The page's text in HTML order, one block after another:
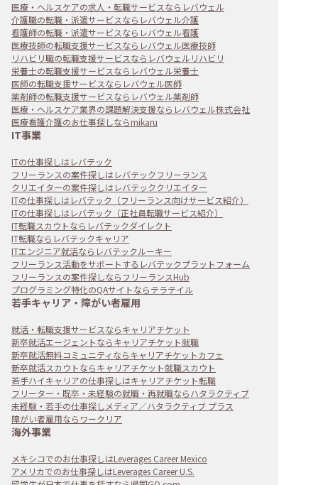
医療・ヘルスケアの求人・転職サービスならレバウェル
介護職の転職・派遣サービスならレバウェル介護
看護師の転職・派遣サービスならレバウェル看護
医療技師の転職支援サービスならレバウェル医療技師
リハビリ職の転職支援サービスならレバウェルリハビリ
栄養士の転職支援サービスならレバウェル栄養士
医師の転職支援サービスならレバウェル医師
薬剤師の転職支援サービスならレバウェル薬剤師
医療・ヘルスケア業界の課題解決支援ならレバウェル株式会社
医療看護介護のお仕事探しならmikaru
IT事業
ITの仕事探しはレバテック
フリーランスの案件探しはレバテックフリーランス
クリエイターの案件探しはレバテッククリエイター
ITの仕事探しはレバテック（フリーランス向けサービス紹介）
ITの仕事探しはレバテック（正社員転職サービス紹介）
IT転職スカウトならレバテックダイレクト
IT転職ならレバテックキャリア
ITエンジニア就活ならレバテックルーキー
フリーランス活動をサポートするレバテックプラットフォーム
フリーランスの案件探しならフリーランスHub
プログラミング特化のQAサイトならテラテイル
若手キャリア・障がい者雇用
就活・転職支援サービスならキャリアチケット
新卒就活エージェントならキャリアチケット就職
新卒就活無料コミュニティならキャリアチケットカフェ
新卒就活スカウトならキャリアチケット就職スカウト
若手ハイキャリアの仕事探しはキャリアチケット転職
フリーター・既卒・未経験の就職・再就職ならハタラクティブ
未経験・若手の仕事探しメディア／ハタラクティブ プラス
障がい者雇用ならワークリア
海外事業
メキシコでのお仕事探しはLeverages Career Mexico
アメリカでのお仕事探しはLeverages Career U.S.